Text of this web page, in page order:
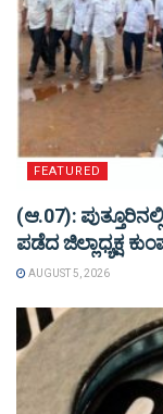
FEATURED
(ಆ.07):
ಪಡೆದ ಜಿಲ್ಲಾಧ್ಯಕ್ಷ
AUGUST 5, 2026